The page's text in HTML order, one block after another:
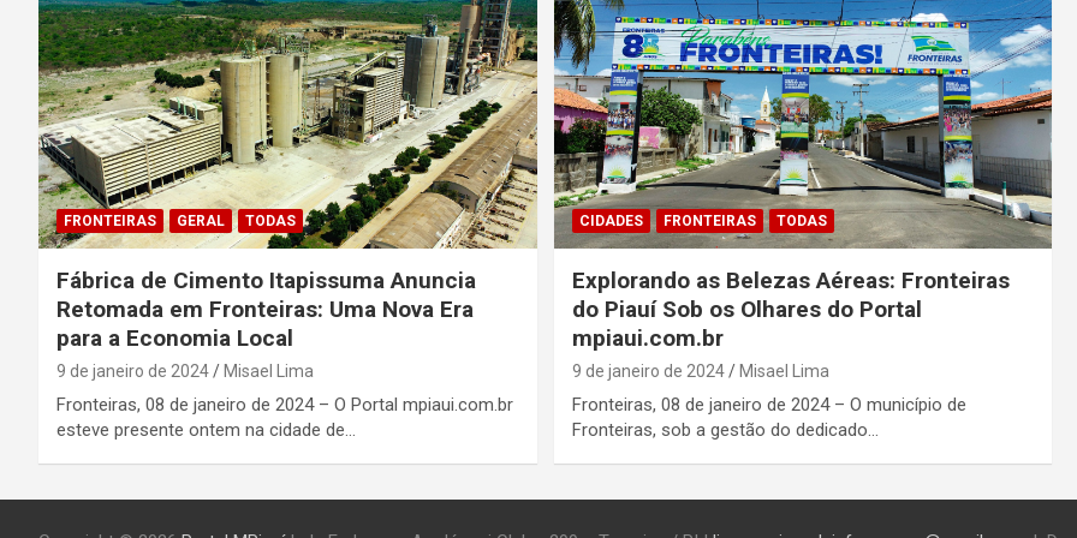
FRONTEIRAS GERAL TODAS
Fábrica de Cimento Itapissuma Anuncia
Retomada em Fronteiras: Uma Nova Era
para a Economia Local
9 de janeiro de 2024 Misael Lima
Fronteiras, 08 de janeiro de 2024 – O Portal mpiaui.com.br
esteve presente ontem na cidade de…
CIDADES FRONTEIRAS TODAS
Explorando as Belezas Aéreas: Fronteiras
do Piauí Sob os Olhares do Portal
mpiaui.com.br
9 de janeiro de 2024 Misael Lima
Fronteiras, 08 de janeiro de 2024 – O município de
Fronteiras, sob a gestão do dedicado…